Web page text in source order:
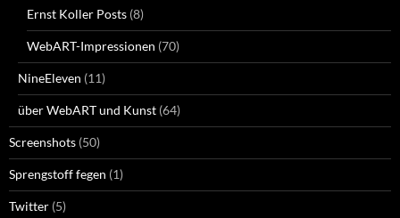
Ernst Koller Posts (8)
WebART-Impressionen (70)
NineEleven (11)
über WebART und Kunst (64)
Screenshots (50)
Sprengstoff fegen (1)
Twitter (5)